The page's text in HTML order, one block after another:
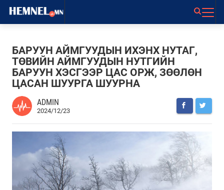
БАРУУН АЙМГУУДЫН ИХЭНХ НУТАГ,
ТӨВИЙН АЙМГУУДЫН НУТГИЙН
БАРУУН ХЭСГЭЭР ЦАС ОРЖ, ЗӨӨЛӨН
ЦАСАН ШУУРГА ШУУРНА
ADMIN
2024/12/23